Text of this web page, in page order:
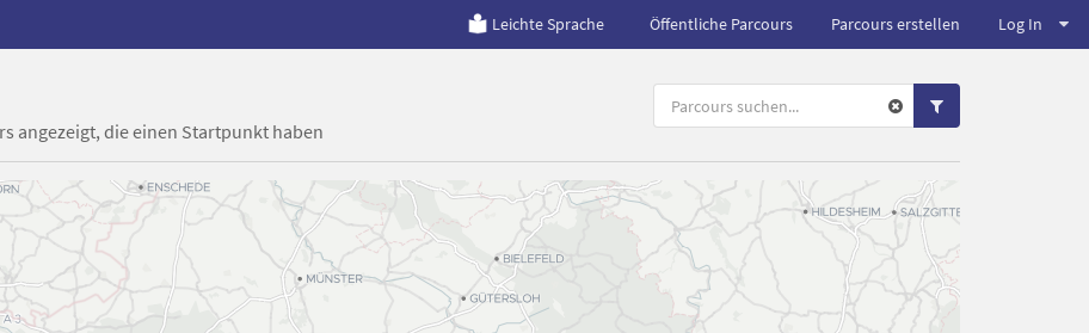
Leichte Sprache Öffentliche Parcours Parcours erstellen Log In
angezeigt, die einen Startpunkt haben